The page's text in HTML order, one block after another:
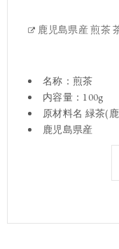
鹿児島県産 煎茶
名称：煎茶
内容量：100g
原材料名 緑茶(
鹿児島県産